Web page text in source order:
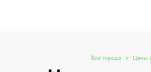
Все города Цены